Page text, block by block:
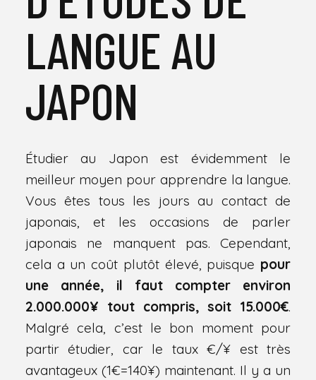
LANGUE AU
JAPON
Étudier au Japon est évidemment le
meilleur moyen pour apprendre la langue.
Vous êtes tous les jours au contact de
japonais, et les occasions de parler
japonais ne manquent pas. Cependant,
cela a un coût plutôt élevé, puisque pour
une année, il faut compter environ
2.000.000¥ tout compris, soit 15.000€.
Malgré cela, c’est le bon moment pour
partir étudier, car le taux €/¥ est très
avantageux (1€=140¥) maintenant. Il y a un